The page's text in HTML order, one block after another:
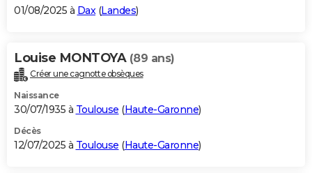
01/08/2025 à Dax(Landes)
Louise MONTOYA (89 ans)
Créer une cagnotte obsèques
Naissance
30/07/1935 à Toulouse (Haute-Garonne)
Décès
12/07/2025 à Toulouse (Haute-Garonne)